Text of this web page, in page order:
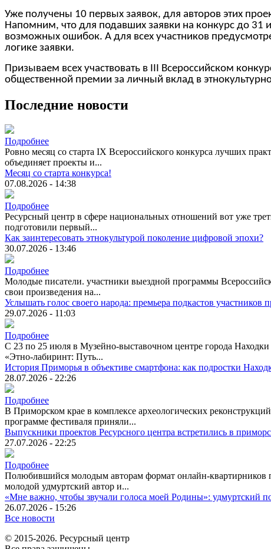
Уже получены 10 первых заявок, для авторов этих
Напомним, что для подавших заявки на конкурс до
возможных ошибок. А для всех участников
логике заявки.
Призываем всех участвовать в III Всероссийском
общественной премии за личный вклад в
Последние новости
Подробнее
Ровно месяц со старта IX Всероссийского конкурса лучших
объединяет проекты и...
Месяц со старта конкурса!
07.08.2026 - 14:38
Подробнее
Ресурсный центр в сфере национальных отношений вот уже
подготовили первый...
Как заинтересовать этнокультурой поколение цифровой эпохи?
30.07.2026 - 13:46
Подробнее
Молодые писатели. участники выездной программы
свои произведения на...
Услышать голос своего народа: премьера подкастов участников
29.07.2026 - 11:03
Подробнее
С 23 по 25 июля в Музейно-выставочном центре города Находки
«Этно-лабиринт: Путь...
История Приморья в объективе смартфона: как подростки
28.07.2026 - 22:26
Подробнее
В Приморском крае в комплексе археологических
программе фестиваля приняли...
Выпускники проектов Ресурсного центра встретились в
27.07.2026 - 22:25
Подробнее
Полюбившийся молодым авторам формат онлайн-квартирников
молодой удмуртский автор и...
«Мне важно, чтобы звучали голоса моей Родины»: удмуртский
26.07.2026 - 15:26
Все новости
© 2015-2026. Ресурсный центр